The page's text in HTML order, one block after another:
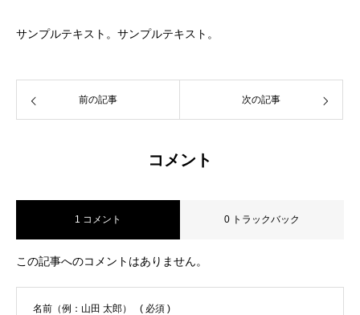
サンプルテキスト。サンプルテキスト。
前の記事 次の記事
コメント
1 コメント 0 トラックバック
この記事へのコメントはありません。
名前（例：山田 太郎） ( 必須 )